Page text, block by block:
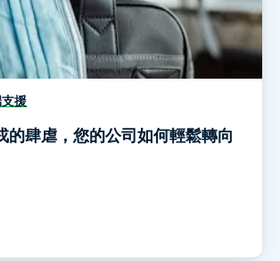
援
的肆虐，您的公司如何輕鬆轉向